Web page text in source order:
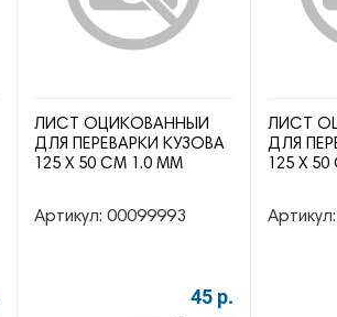
ЛИСТ ОЦИКОВАННЫЙ
ДЛЯ ПЕРЕВАРКИ КУЗОВА
125 Х 50 СМ 1.0 ММ
Артикул: 00099993
45 р.
ЛИСТ
ДЛЯ
125 Х
Артикул: